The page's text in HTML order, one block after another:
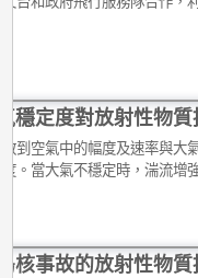
穩定度對放射性物
到空氣中的幅度及速率與大
。當大氣不穩定時，湍流增
核事故的放射性物